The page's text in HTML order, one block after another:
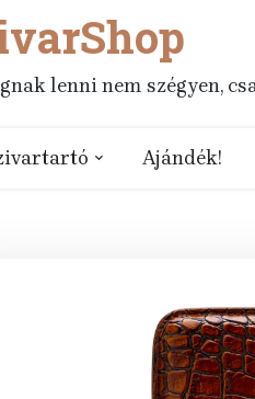
lenni nem szégyen,
Ajándék!